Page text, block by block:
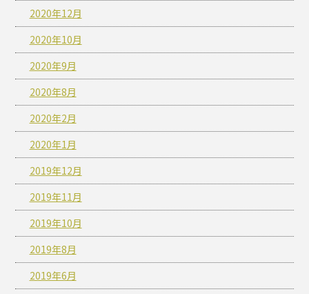
2020年12月
2020年10月
2020年9月
2020年8月
2020年2月
2020年1月
2019年12月
2019年11月
2019年10月
2019年8月
2019年6月